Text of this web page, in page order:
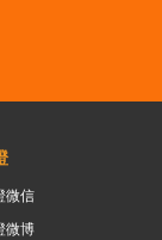
微信
微博